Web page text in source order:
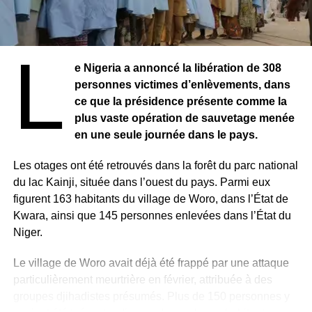
L
e Nigeria a annoncé la libération de 308
personnes victimes d’enlèvements, dans
ce que la présidence présente comme la
plus vaste opération de sauvetage menée
en une seule journée dans le pays.
Les otages ont été retrouvés dans la forêt du parc national
du lac Kainji, située dans l’ouest du pays. Parmi eux
figurent 163 habitants du village de Woro, dans l’État de
Kwara, ainsi que 145 personnes enlevées dans l’État du
Niger.
Le village de Woro avait déjà été frappé par une attaque
particulièrement meurtrière en février, attribuée à des